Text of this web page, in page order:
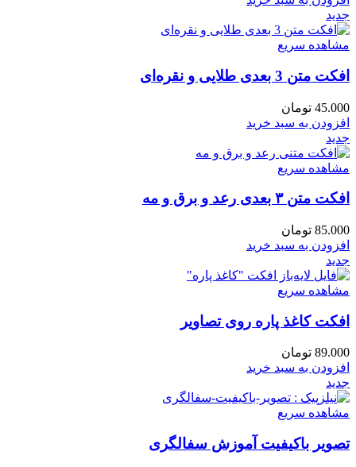
جدید
مشاهده سریع
افکت متن 3 بعدی طلایی و نقره‌ای
45.000 تومان
افزودن به سبد خرید
جدید
مشاهده سریع
افکت متن ۳ بعدی رعد و برق و مه
85.000 تومان
افزودن به سبد خرید
جدید
مشاهده سریع
افکت کاغذ پاره روی تصاویر
89.000 تومان
افزودن به سبد خرید
جدید
مشاهده سریع
تصویر باکیفیت آموزش سفالگری